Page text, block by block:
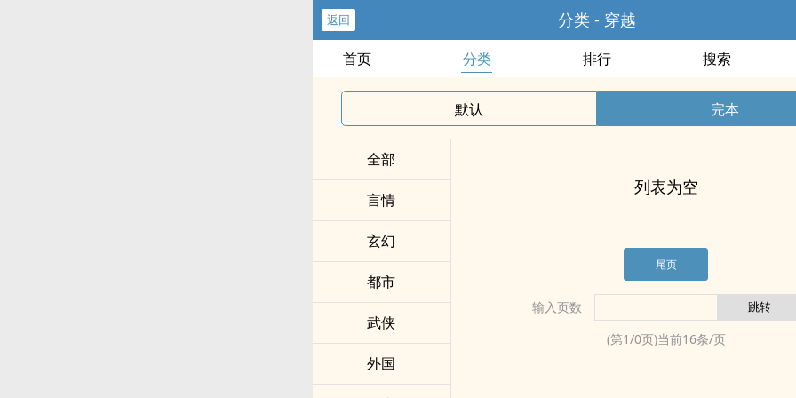
返回 分类 - 穿越
首页 分类 排行 搜索
默认 完本
全部
言情
玄幻
都市
武侠
外国
列表为空
尾页
输入页数
(第1/0页)当前16条/页